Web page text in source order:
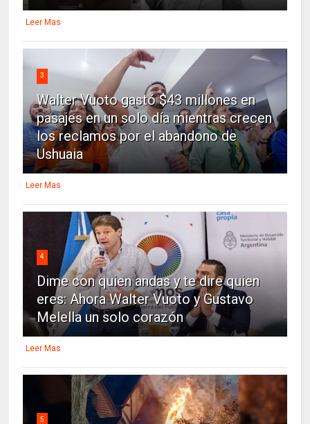
Leer Mas
3
Walter Vuoto gastó $43 millones en
pasajes en un solo día mientras crecen
los reclamos por el abandono de
Ushuaia
Leer Mas
4
Dime con quien andas y te dire quien
eres: Ahora Walter Vuoto y Gustavo
Melella un solo corazón
Leer Mas
5